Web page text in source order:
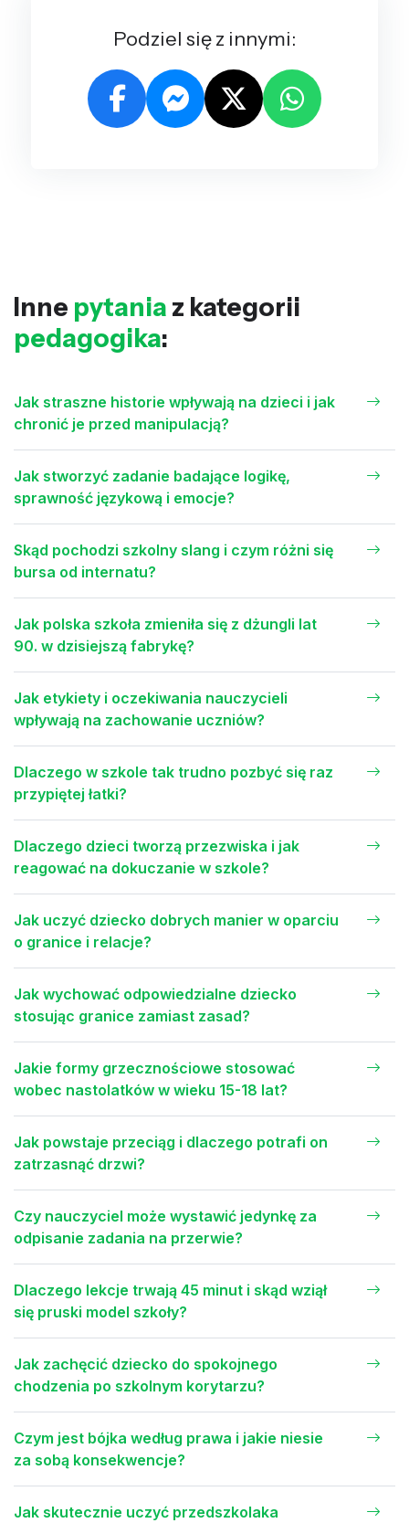
Podziel się z innymi:
Inne pytania z kategorii
pedagogika:
Jak straszne historie wpływają na dzieci i jak
chronić je przed manipulacją?
Jak stworzyć zadanie badające logikę,
sprawność językową i emocje?
Skąd pochodzi szkolny slang i czym różni się
bursa od internatu?
Jak polska szkoła zmieniła się z dżungli lat
90. w dzisiejszą fabrykę?
Jak etykiety i oczekiwania nauczycieli
wpływają na zachowanie uczniów?
Dlaczego w szkole tak trudno pozbyć się raz
przypiętej łatki?
Dlaczego dzieci tworzą przezwiska i jak
reagować na dokuczanie w szkole?
Jak uczyć dziecko dobrych manier w oparciu
o granice i relacje?
Jak wychować odpowiedzialne dziecko
stosując granice zamiast zasad?
Jakie formy grzecznościowe stosować
wobec nastolatków w wieku 15-18 lat?
Jak powstaje przeciąg i dlaczego potrafi on
zatrzasnąć drzwi?
Czy nauczyciel może wystawić jedynkę za
odpisanie zadania na przerwie?
Dlaczego lekcje trwają 45 minut i skąd wziął
się pruski model szkoły?
Jak zachęcić dziecko do spokojnego
chodzenia po szkolnym korytarzu?
Czym jest bójka według prawa i jakie niesie
za sobą konsekwencje?
Jak skutecznie uczyć przedszkolaka